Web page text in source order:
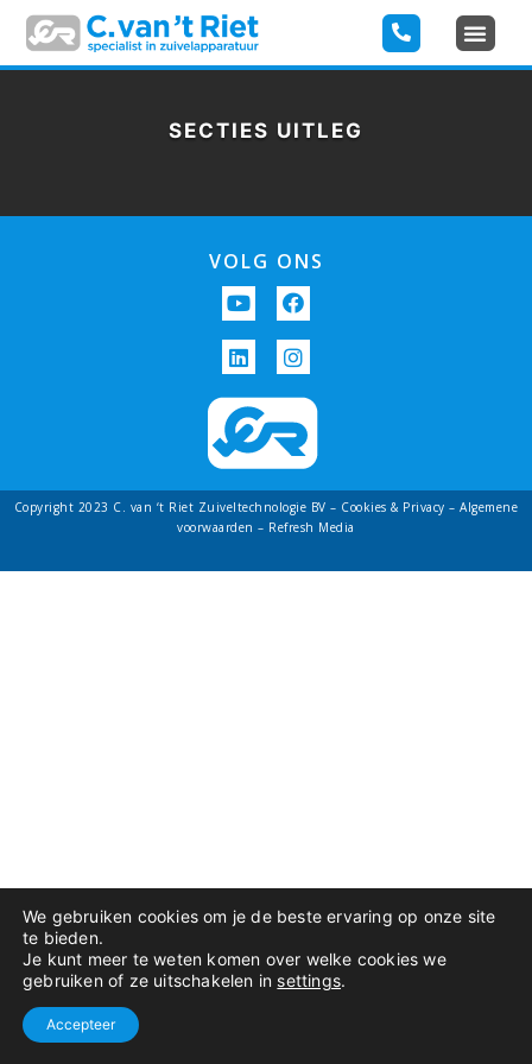
SECTIES UITLEG
VOLG ONS
Copyright 2023 C. van ‘t Riet Zuiveltechnologie BV – Cookies & Privacy – Algemene
voorwaarden – Refresh Media
We gebruiken cookies om je de beste ervaring op onze site
te bieden.
Je kunt meer te weten komen over welke cookies we
gebruiken of ze uitschakelen in settings.
Accepteer